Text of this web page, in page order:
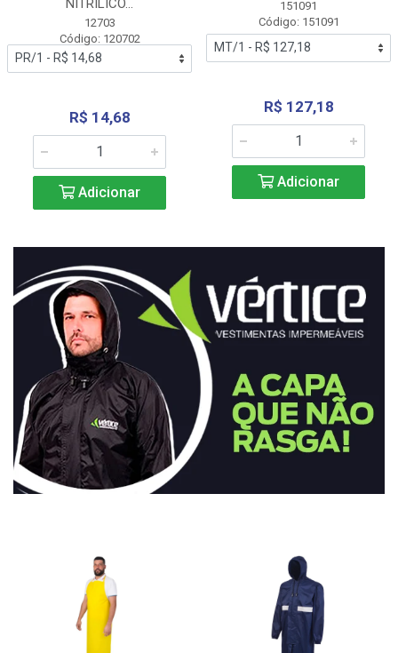
NITRÍLICO...
12703
Código: 120702
R$ 14,68
Adicionar
151091
Código: 151091
R$ 127,18
Adicionar